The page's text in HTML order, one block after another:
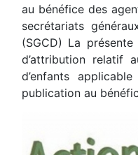
au bénéfice des
secrétariats
(SGCD) La
d’attribution relatif
d’enfants
publication au